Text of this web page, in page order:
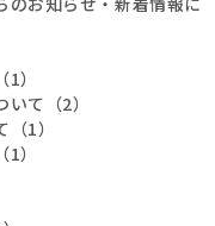
）
て（2）
1）
）